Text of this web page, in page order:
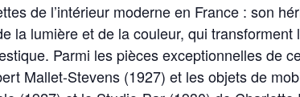
de l’intérieur moderne en France : son
la lumière et de la couleur, qui
Parmi les pièces exceptionnelles de
Mallet-Stevens (1927) et les objets de